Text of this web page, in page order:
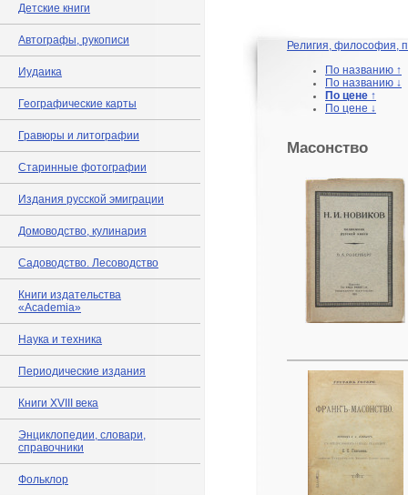
Детские книги
Автографы, рукописи
Иудаика
Географические карты
Гравюры и литографии
Старинные фотографии
Издания русской эмиграции
Домоводство, кулинария
Садоводство. Лесоводство
Книги издательства
«Academia»
Наука и техника
Периодические издания
Книги XVIII века
Энциклопедии, словари,
справочники
Фольклор
Религия, философия,
По названию ↑
По названию ↓
По цене ↑
По цене ↓
Масонство